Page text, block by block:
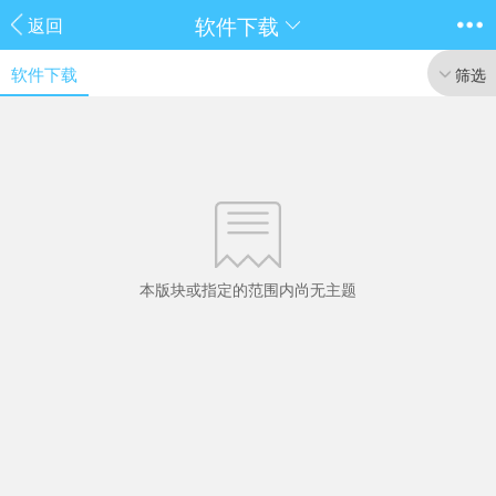
返回 软件下载
软件下载 筛选
本版块或指定的范围内尚无主题